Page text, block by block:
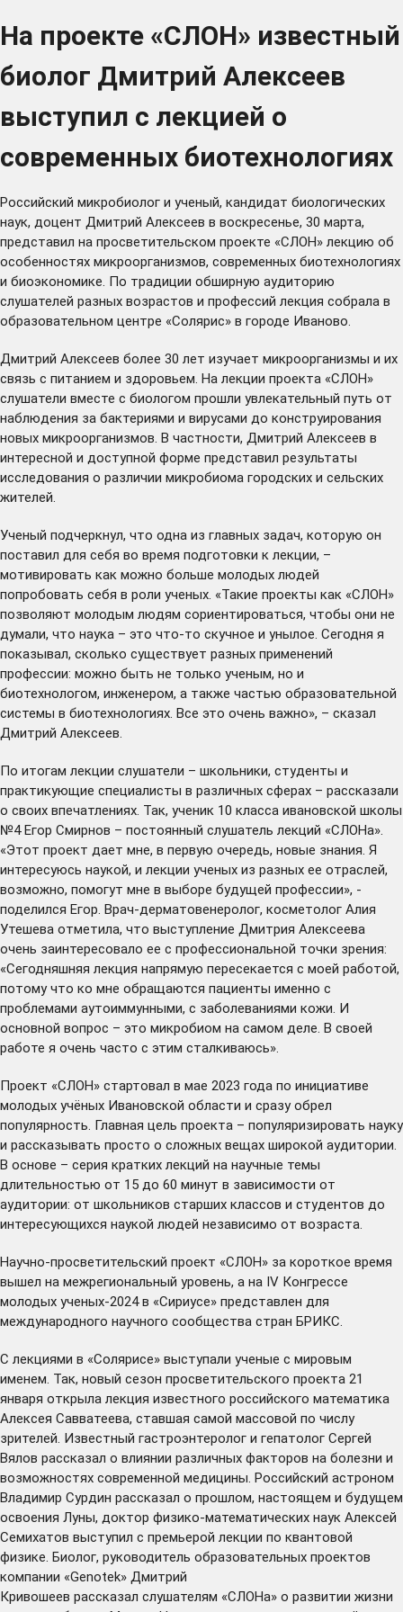
На проекте «СЛОН» известный
биолог Дмитрий Алексеев
выступил с лекцией о
современных биотехнологиях
Российский микробиолог и ученый, кандидат биологических
наук, доцент Дмитрий Алексеев в воскресенье, 30 марта,
представил на просветительском проекте «СЛОН» лекцию об
особенностях микроорганизмов, современных биотехнологиях
и биоэкономике. По традиции обширную аудиторию
слушателей разных возрастов и профессий лекция собрала в
образовательном центре «Солярис» в городе Иваново.
Дмитрий Алексеев более 30 лет изучает микроорганизмы и их
связь с питанием и здоровьем. На лекции проекта «СЛОН»
слушатели вместе с биологом прошли увлекательный путь от
наблюдения за бактериями и вирусами до конструирования
новых микроорганизмов. В частности, Дмитрий Алексеев в
интересной и доступной форме представил результаты
исследования о различии микробиома городских и сельских
жителей.
Ученый подчеркнул, что одна из главных задач, которую он
поставил для себя во время подготовки к лекции, –
мотивировать как можно больше молодых людей
попробовать себя в роли ученых. «Такие проекты как «СЛОН»
позволяют молодым людям сориентироваться, чтобы они не
думали, что наука – это что-то скучное и унылое. Сегодня я
показывал, сколько существует разных применений
профессии: можно быть не только ученым, но и
биотехнологом, инженером, а также частью образовательной
системы в биотехнологиях. Все это очень важно», – сказал
Дмитрий Алексеев.
По итогам лекции слушатели – школьники, студенты и
практикующие специалисты в различных сферах – рассказали
о своих впечатлениях. Так, ученик 10 класса ивановской школы
№4 Егор Смирнов – постоянный слушатель лекций «СЛОНа».
«Этот проект дает мне, в первую очередь, новые знания. Я
интересуюсь наукой, и лекции ученых из разных ее отраслей,
возможно, помогут мне в выборе будущей профессии», -
поделился Егор. Врач-дерматовенеролог, косметолог Алия
Утешева отметила, что выступление Дмитрия Алексеева
очень заинтересовало ее с профессиональной точки зрения:
«Сегодняшняя лекция напрямую пересекается с моей работой,
потому что ко мне обращаются пациенты именно с
проблемами аутоиммунными, с заболеваниями кожи. И
основной вопрос – это микробиом на самом деле. В своей
работе я очень часто с этим сталкиваюсь».
Проект «СЛОН» стартовал в мае 2023 года по инициативе
молодых учёных Ивановской области и сразу обрел
популярность. Главная цель проекта – популяризировать науку
и рассказывать просто о сложных вещах широкой аудитории.
В основе – серия кратких лекций на научные темы
длительностью от 15 до 60 минут в зависимости от
аудитории: от школьников старших классов и студентов до
интересующихся наукой людей независимо от возраста.
Научно-просветительский проект «СЛОН» за короткое время
вышел на межрегиональный уровень, а на IV Конгрессе
молодых ученых-2024 в «Сириусе» представлен для
международного научного сообщества стран БРИКС.
С лекциями в «Солярисе» выступали ученые с мировым
именем. Так, новый сезон просветительского проекта 21
января открыла лекция известного российского математика
Алексея Савватеева, ставшая самой массовой по числу
зрителей. Известный гастроэнтеролог и гепатолог Сергей
Вялов рассказал о влиянии различных факторов на болезни и
возможностях современной медицины. Российский астроном
Владимир Сурдин рассказал о прошлом, настоящем и будущем
освоения Луны, доктор физико-математических наук Алексей
Семихатов выступил с премьерой лекции по квантовой
физике. Биолог, руководитель образовательных проектов
компании «Genotek» Дмитрий
Кривошеев рассказал слушателям «СЛОНа» о развитии жизни